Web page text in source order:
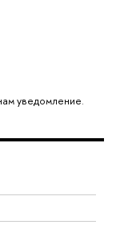
уведомление.